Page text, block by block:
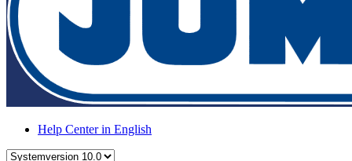
Help Center in English